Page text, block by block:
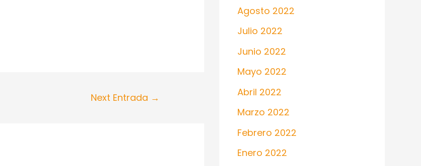
Next Entrada →
Agosto 2022
Julio 2022
Junio 2022
Mayo 2022
Abril 2022
Marzo 2022
Febrero 2022
Enero 2022